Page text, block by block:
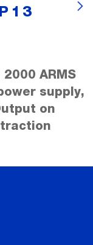
ARMS
supply,
on
traction